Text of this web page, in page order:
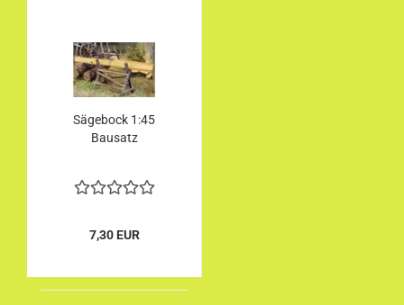
Sägebock 1:45
Bausatz
7,30 EUR